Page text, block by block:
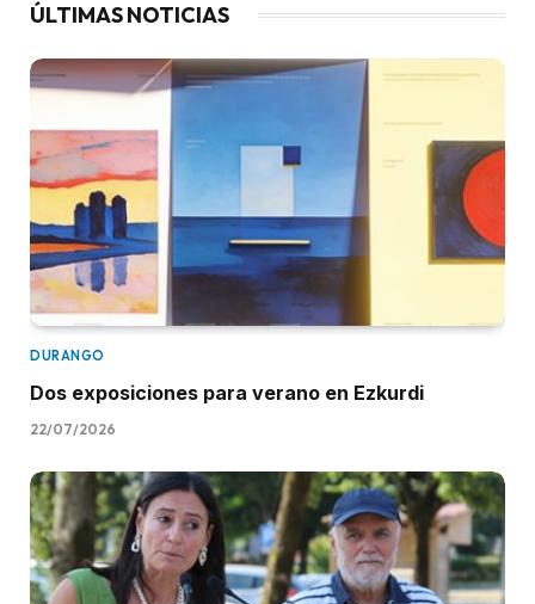
ÚLTIMAS NOTICIAS
DURANGO
Dos exposiciones para verano en Ezkurdi
22/07/2026